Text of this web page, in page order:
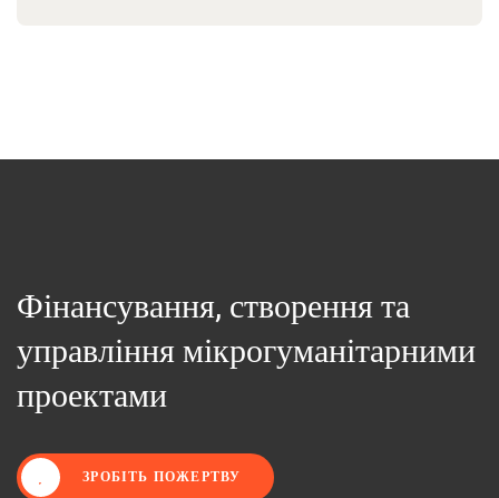
Фінансування, створення та
управління мікрогуманітарними
проектами
ЗРОБІТЬ ПОЖЕРТВУ